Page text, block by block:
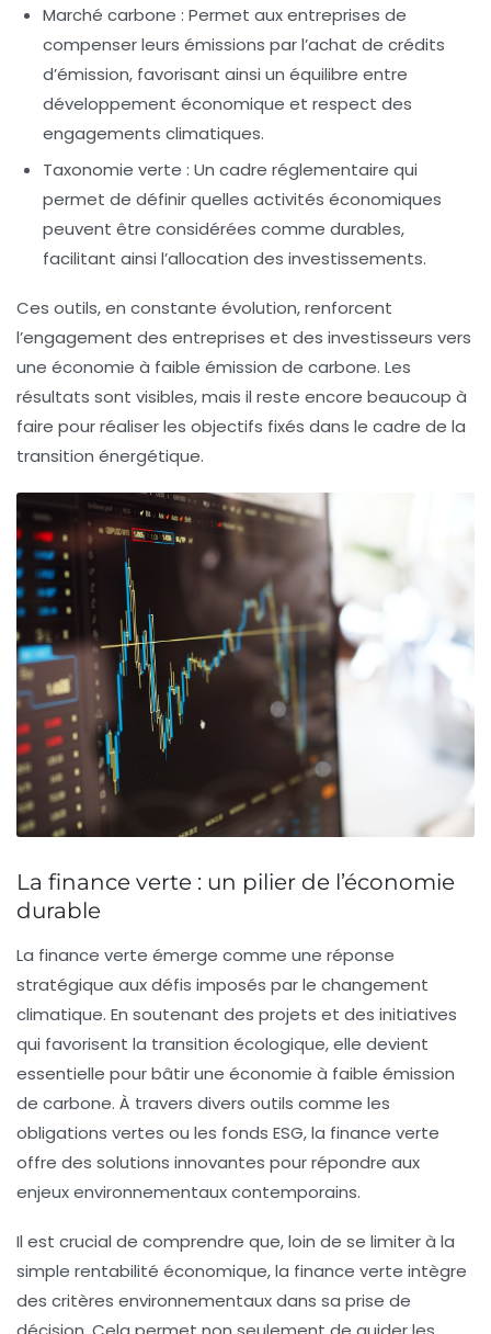
Marché carbone : Permet aux entreprises de
compenser leurs émissions par l’achat de crédits
d’émission, favorisant ainsi un équilibre entre
développement économique et respect des
engagements climatiques.
Taxonomie verte : Un cadre réglementaire qui
permet de définir quelles activités économiques
peuvent être considérées comme durables,
facilitant ainsi l’allocation des investissements.
Ces outils, en constante évolution, renforcent
l’engagement des entreprises et des investisseurs vers
une économie à faible émission de carbone. Les
résultats sont visibles, mais il reste encore beaucoup à
faire pour réaliser les objectifs fixés dans le cadre de la
transition énergétique.
La finance verte : un pilier de l’économie
durable
La finance verte émerge comme une réponse
stratégique aux défis imposés par le changement
climatique. En soutenant des projets et des initiatives
qui favorisent la transition écologique, elle devient
essentielle pour bâtir une économie à faible émission
de carbone. À travers divers outils comme les
obligations vertes ou les fonds ESG, la finance verte
offre des solutions innovantes pour répondre aux
enjeux environnementaux contemporains.
Il est crucial de comprendre que, loin de se limiter à la
simple rentabilité économique, la finance verte intègre
des critères environnementaux dans sa prise de